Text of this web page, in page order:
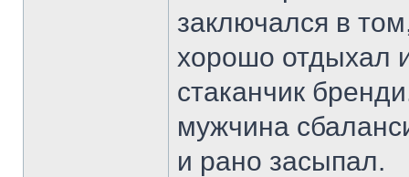
заключался в
хорошо отдыхал
стаканчик
мужчина
и рано засыпал.